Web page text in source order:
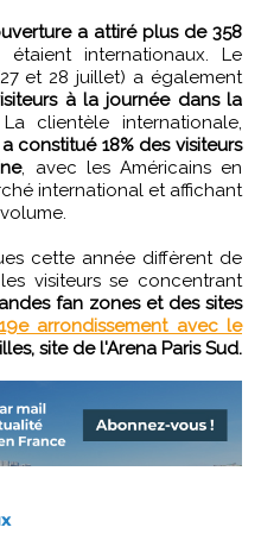
a attiré plus de 358
internationaux. Le
et 28 juillet) a également
à la journée dans la
clientèle internationale,
a constitué 18% des visiteurs
, avec les Américains en
international et affichant
cette année diffèrent de
visiteurs se concentrant
fan zones et des sites
19e arrondissement avec le
site de l'Arena Paris Sud.